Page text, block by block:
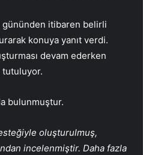
gününden itibaren belirli
konuya yanıt verdi.
devam ederken
tutuluyor.
bulunmuştur.
oluşturulmuş,
incelenmiştir. Daha fazla